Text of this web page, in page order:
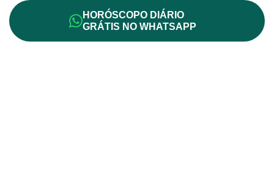
HORÓSCOPO DIÁRIO
GRÁTIS NO WHATSAPP